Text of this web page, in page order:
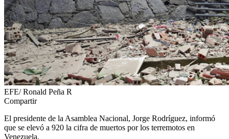
EFE/ Ronald Peña R
Compartir
El presidente de la Asamblea Nacional, Jorge Rodríguez, informó
que se elevó a 920 la cifra de muertos por los terremotos en
Venezuela.